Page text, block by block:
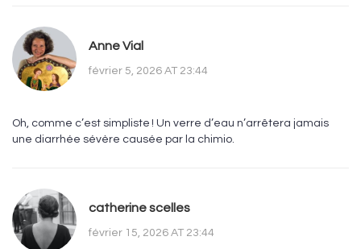
Anne Vial
février 5, 2026 AT 23:44
Oh, comme c’est simpliste ! Un verre d’eau n’arrêtera jamais
une diarrhée sévère causée par la chimio.
catherine scelles
février 15, 2026 AT 23:44